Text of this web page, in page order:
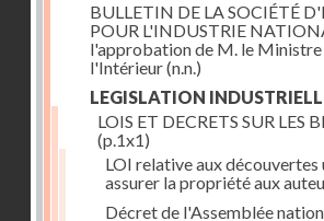
BULLETIN DE LA SOCIÉTÉ
POUR L'INDUSTRIE
l'approbation de M. le
l'Intérieur(n.n.)
LEGISLATION
LOIS ET DECRETS SUR
(p.1x1)
LOI relative aux découvertes
assurer la propriété aux
Décret de l'Assemblée